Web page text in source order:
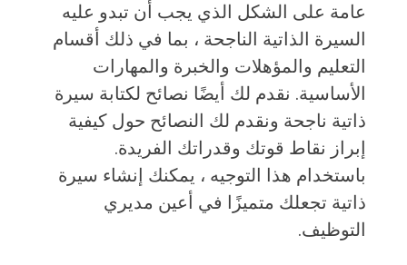
عامة على الشكل الذي يجب أن تبدو عليه
السيرة الذاتية الناجحة ، بما في ذلك أقسام
التعليم والمؤهلات والخبرة والمهارات
الأساسية. نقدم لك أيضًا نصائح لكتابة سيرة
ذاتية ناجحة ونقدم لك النصائح حول كيفية
إبراز نقاط قوتك وقدراتك الفريدة.
باستخدام هذا التوجيه ، يمكنك إنشاء سيرة
ذاتية تجعلك متميزًا في أعين مديري
التوظيف.